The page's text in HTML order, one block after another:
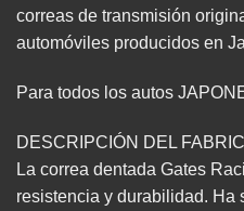
correas de transmisión
automóviles producidos en
Para todos los autos
DESCRIPCIÓN DEL
La correa dentada Gates
resistencia y durabilidad. Ha